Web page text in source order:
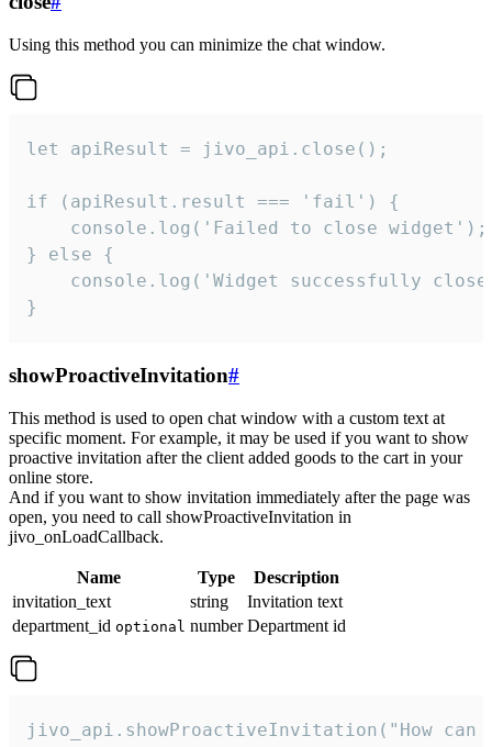
Using this method you can minimize the chat window.
let apiResult = jivo_api.close();
if (apiResult.result === 'fail') {
    console.log('Failed to close widget');
} else {
console.log('Widget successfully
}
showProactiveInvitation#
This method is used to open chat window with a custom text at
specific moment. For example, it may be used if you want to show
proactive invitation after the client added goods to the cart in your
online store.
And if you want to show invitation immediately after the page was
open, you need to call showProactiveInvitation in
jivo_onLoadCallback.
Name Type
Description
invitation_text
string
Invitation text
department_id optional number Department id
jivo_api.showProactiveInvitation("How